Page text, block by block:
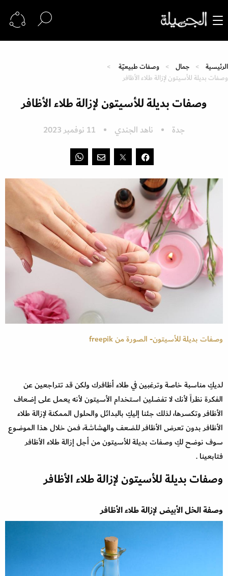
الرئيسية جمال
وصفات طبيعيّة
وصفات بديلة للأسيتون لإزالة طلاء الأظافر
وصفات بديلة للأسيتون لإزالة طلاء الأظافر
جدة ناهد الجندي 11 نوفمبر 2023
وصفات بديلة للأسيتون- الصورة من freepik
لديكِ مناسبة خاصة وترغبين في طلاء أظافرك ولكن قد تتراجعين عن
الفكرة نظراً لأنك لا تفضلين استخدام الأسيتون لأنه يعمل على إضعاف
الأظافر وتكسرها، لذلك جئنا إليكِ بالبدائل والحلول الممكنة لإزالة طلاء
الأظافر بدون تعرض الأظافر للضعف والهشاشة، فمن خلال هذا الموضوع
سوف نوضح لكِ وصفات بديلة للأسيتون من أجل إزالة طلاء الأظافر
فتابعينا .
وصفات بديلة للأسيتون لإزالة طلاء الأظافر
وصفة الخل الأبيض لإزالة طلاء الأظافر